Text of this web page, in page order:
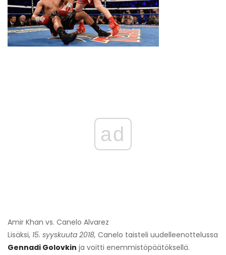
ad
Amir Khan vs. Canelo Alvarez
Lisäksi, 15. syyskuuta 2018, Canelo taisteli uudelleenottelussa
Gennadi Golovkin ja voitti enemmistöpäätöksellä.